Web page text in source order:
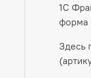
1С
форма
Здесь